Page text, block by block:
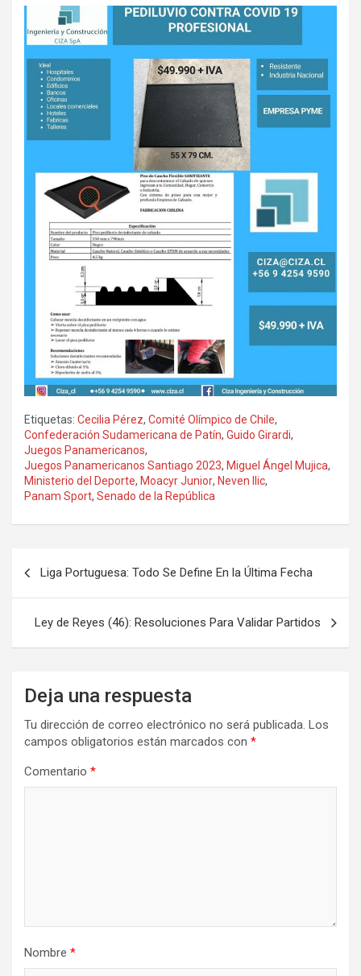
Etiquetas: Cecilia Pérez, Comité Olímpico de Chile,
Confederación Sudamericana de Patín, Guido Girardi,
Juegos Panamericanos,
Juegos Panamericanos Santiago 2023, Miguel Ángel Mujica,
Ministerio del Deporte, Moacyr Junior, Neven Ilic,
Panam Sport, Senado de la República
entradas
Liga Portuguesa: Todo Se Define En la Última Fecha
Ley de Reyes (46): Resoluciones Para Validar Partidos
Deja una respuesta
Tu dirección de correo electrónico no será publicada. Los
campos obligatorios están marcados con *
Comentario *
Nombre *